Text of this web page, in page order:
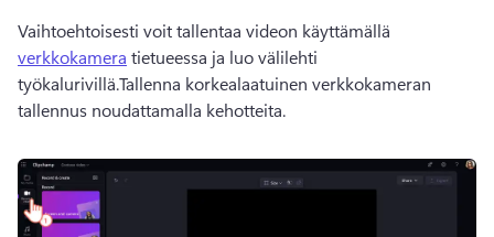
Vaihtoehtoisesti voit tallentaa videon käyttämällä
verkkokamera tietueessa ja luo välilehti
työkalurivillä.Tallenna korkealaatuinen verkkokameran
tallennus noudattamalla kehotteita.